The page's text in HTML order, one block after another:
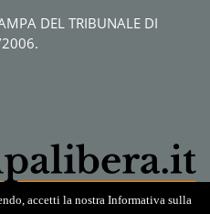
DEL TRIBUNALE DI
accetti la nostra Informativa sulla